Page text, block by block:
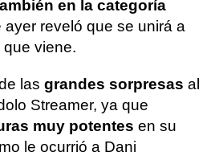
en la categoría
ayer reveló que se unirá a
viene.
las grandes sorpresas al
Streamer, ya que
muy potentes en su
le ocurrió a Dani